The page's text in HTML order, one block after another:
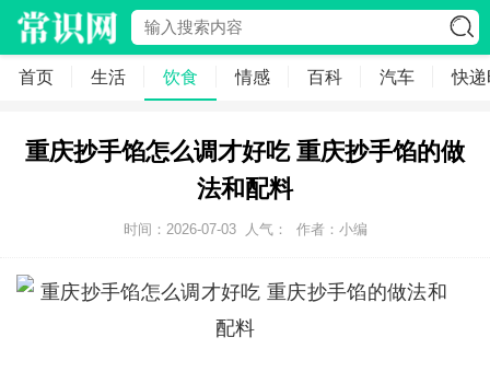
首页 生活 饮食 情感 百科 汽车 快
重庆抄手馅怎么调才好吃 重庆抄手馅的做
法和配料
时间：2026-07-03 人气： 作者：小编